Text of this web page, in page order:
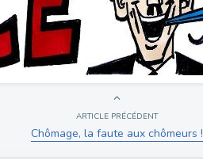
ARTICLE PRÉCÉDENT
Chômage, la faute aux chômeurs !